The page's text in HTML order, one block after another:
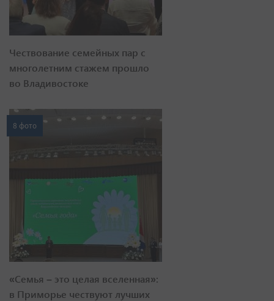
Чествование семейных пар с
многолетним стажем прошло
во Владивостоке
8 фото
«Семья – это целая вселенная»:
в Приморье чествуют лучших